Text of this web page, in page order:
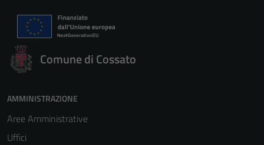
Comune di Cossato
AMMINISTRAZIONE
Aree Amministrative
Uffici